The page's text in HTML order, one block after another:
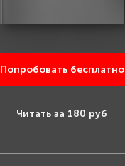
Попробовать бесплатно
Читать за 180 руб